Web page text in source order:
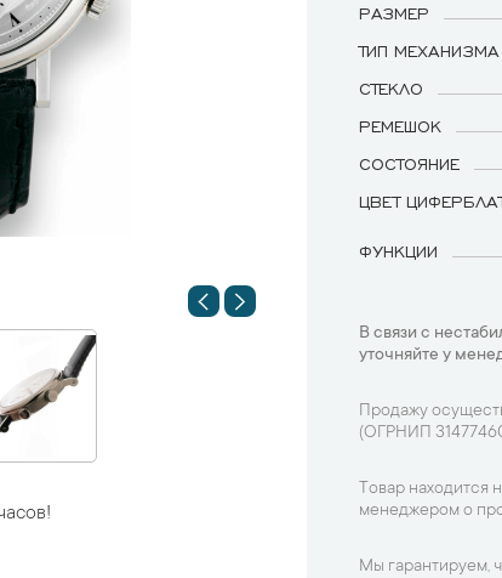
РАЗМЕР
ТИП МЕХАНИЗМА
СТЕКЛО
РЕМЕШОК
СОСТОЯНИЕ
ЦВЕТ
ФУНКЦИИ
В связи с
уточняйте у
Продажу
(ОГРНИП
Товар находится
менеджером о
Мы гарантируем,